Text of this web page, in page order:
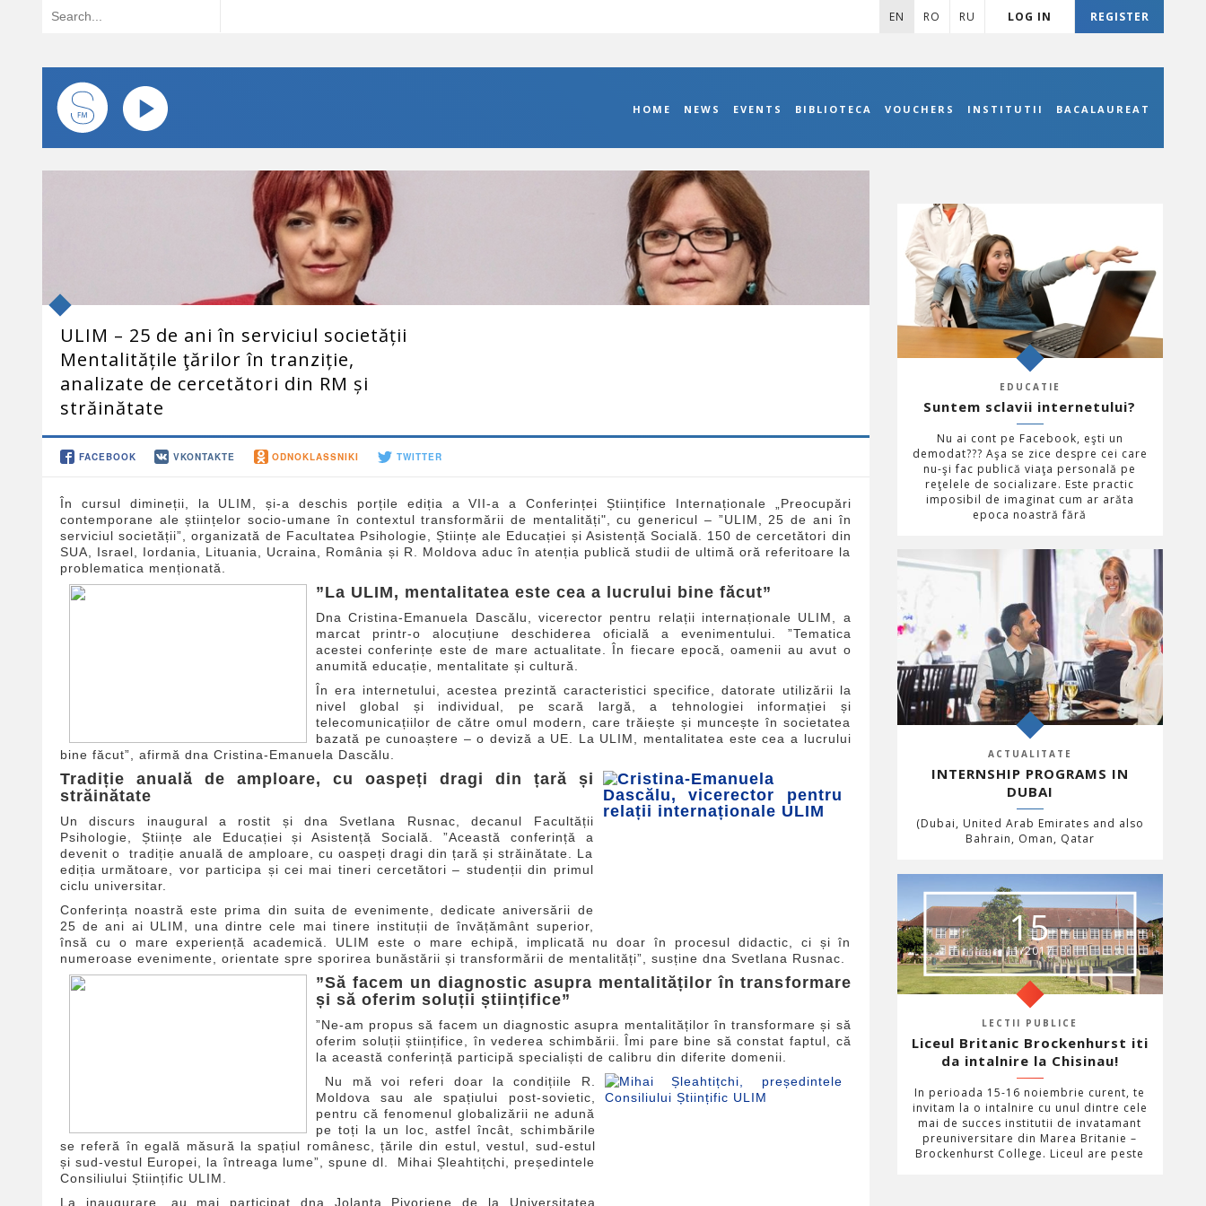
LOG IN REGISTER
EN RO RU
HOME NEWS EVENTS BIBLIOTECA VOUCHERS INSTITUTII BACALAUREAT
ULIM – 25 de ani în serviciul societății
Mentalitățile ţărilor în tranziție,
analizate de cercetători din RM și
străinătate
FACEBOOK VKONTAKTE ODNOKLASSNIKI TWITTER
În cursul dimineții, la ULIM, și-a deschis porțile ediția a VII-a a Conferinței Științifice Internaționale „Preocupări
contemporane ale științelor socio-umane în contextul transformării de mentalități", cu genericul – ”ULIM, 25 de ani în
serviciul societății”, organizată de Facultatea Psihologie, Științe ale Educației și Asistență Socială. 150 de cercetători din
SUA, Israel, Iordania, Lituania, Ucraina, România și R. Moldova aduc în atenția publică studii de ultimă oră referitoare la
problematica menționată.
”La ULIM, mentalitatea este cea a lucrului bine făcut”
Dna Cristina-Emanuela Dascălu, vicerector pentru relații internaționale ULIM, a
marcat printr-o alocuțiune deschiderea oficială a evenimentului. ”Tematica
acestei conferințe este de mare actualitate. În fiecare epocă, oamenii au avut o
anumită educație, mentalitate și cultură.
În era internetului, acestea prezintă caracteristici specifice, datorate utilizării la
nivel global și individual, pe scară largă, a tehnologiei informației și
telecomunicațiilor de către omul modern, care trăiește și muncește în societatea
bazată pe cunoaștere – o deviză a UE. La ULIM, mentalitatea este cea a lucrului
bine făcut”, afirmă dna Cristina-Emanuela Dascălu.
Tradiție anuală de amploare, cu oaspeți dragi din țară și
străinătate
Un discurs inaugural a rostit și dna Svetlana Rusnac, decanul Facultății
Psihologie, Științe ale Educației și Asistență Socială. ”Această conferință a
devenit o tradiție anuală de amploare, cu oaspeți dragi din țară și străinătate. La
ediția următoare, vor participa și cei mai tineri cercetători – studenții din primul
ciclu universitar.
Conferința noastră este prima din suita de evenimente, dedicate aniversării de
25 de ani ai ULIM, una dintre cele mai tinere instituții de învățământ superior,
însă cu o mare experiență academică. ULIM este o mare echipă, implicată nu doar în procesul didactic, ci și în
numeroase evenimente, orientate spre sporirea bunăstării și transformării de mentalități”, susține dna Svetlana Rusnac.
”Să facem un diagnostic asupra mentalităților în transformare
și să oferim soluții științifice”
”Ne-am propus să facem un diagnostic asupra mentalităților în transformare și să
oferim soluții științifice, în vederea schimbării. Îmi pare bine să constat faptul, că
la această conferință participă specialiști de calibru din diferite domenii.
Nu mă voi referi doar la condițiile R.
Moldova sau ale spațiului post-sovietic,
pentru că fenomenul globalizării ne adună
pe toți la un loc, astfel încât, schimbările
se referă în egală măsură la spațiul românesc, țările din estul, vestul, sud-estul
și sud-vestul Europei, la întreaga lume”, spune dl. Mihai Șleahtițchi, președintele
Consiliului Științific ULIM.
La inaugurare, au mai participat dna Jolanta Pivoriene de la Universitatea
EDUCATIE
Suntem sclavii internetului?
Nu ai cont pe Facebook, eşti un
demodat??? Aşa se zice despre cei care
nu-şi fac publică viaţa personală pe
reţelele de socializare. Este practic
imposibil de imaginat cum ar arăta
epoca noastră fără
ACTUALITATE
INTERNSHIP PROGRAMS IN
DUBAI
(Dubai, United Arab Emirates and also
Bahrain, Oman, Qatar
15
11/2017
LECTII PUBLICE
Liceul Britanic Brockenhurst iti
da intalnire la Chisinau!
In perioada 15-16 noiembrie curent, te
invitam la o intalnire cu unul dintre cele
mai de succes institutii de invatamant
preuniversitare din Marea Britanie –
Brockenhurst College. Liceul are peste